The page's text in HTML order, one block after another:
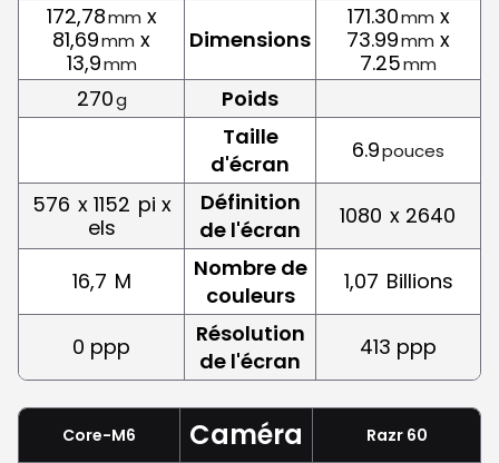
172,78mm x
81,69mm x
13,9mm
Dimensions
171.30mm x
73.99mm x
7.25mm
270g
Poids
Taille
d'écran
6.9pouces
576 x 1152 pi x
els
Définition
de l'écran
1080 x 2640
16,7 M
Nombre de
couleurs
1,07 Billions
0 ppp
Résolution
de l'écran
413 ppp
Core-M6 Caméra Razr 60